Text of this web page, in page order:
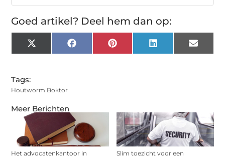
Meer Berichten
Het advocatenkantoor in
Slim toezicht voor een
Goed artikel? Deel hem dan op:
X
(Twitter)
Facebook Pinterest LinkedIn Email
Tags:
Houtworm Boktor